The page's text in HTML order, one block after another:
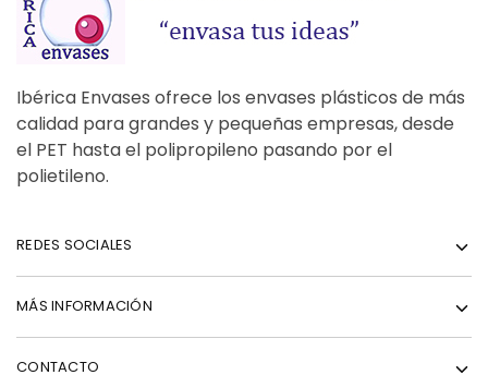
Ibérica Envases ofrece los envases plásticos de más
calidad para grandes y pequeñas empresas, desde
el PET hasta el polipropileno pasando por el
polietileno.
REDES SOCIALES
MÁS INFORMACIÓN
CONTACTO